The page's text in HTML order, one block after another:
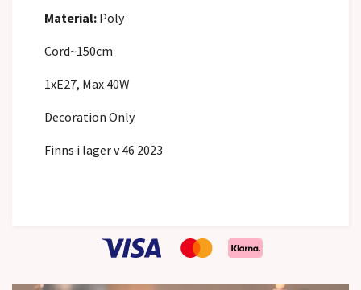
Material: Poly
Cord~150cm
1xE27, Max 40W
Decoration Only
Finns i lager v 46 2023